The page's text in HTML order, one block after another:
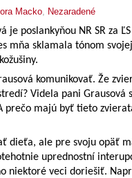
Macko Nezaradené
je poslankyňou NR SR za
mňa sklamala tónom
komunikovať. Že
Videla pani Grausová
majú byť tieto
dieťa, ale pre svoju opäť
uprednostní
niektoré veci doriešiť.